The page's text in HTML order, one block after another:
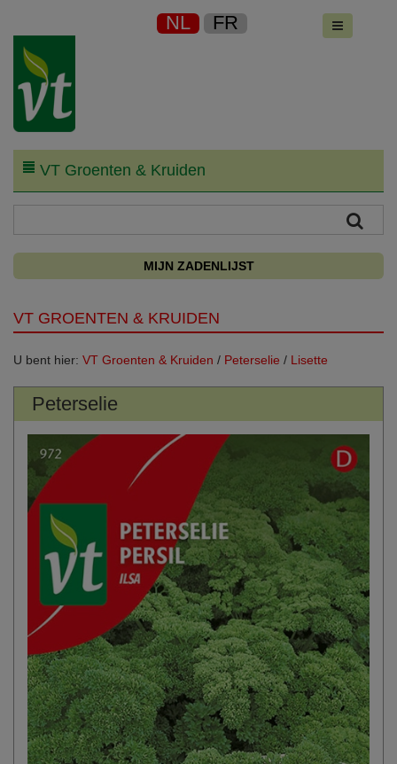
NL FR
VT Groenten & Kruiden
MIJN ZADENLIJST
VT GROENTEN & KRUIDEN
U bent hier: VT Groenten & Kruiden / Peterselie / Lisette
Peterselie